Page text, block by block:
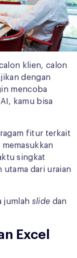
klien, calon
dengan
mencoba
kamu bisa
fitur terkait
singkat
utama dari uraian
jumlah slide dan
Excel